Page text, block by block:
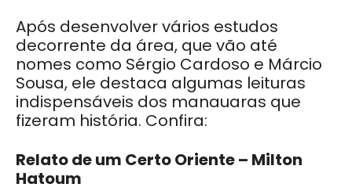
Após desenvolver vários estudos
decorrente da área, que vão até
nomes como Sérgio Cardoso e Márcio
Sousa, ele destaca algumas leituras
indispensáveis dos manauaras que
fizeram história. Confira:
Relato de um Certo Oriente – Milton
Hatoum